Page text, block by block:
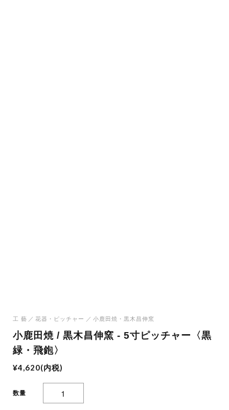
工 藝 花器・ピッチャー 小鹿田焼・黒木昌伸窯
小鹿田焼 / 黒木昌伸窯 - 5寸ピッチャー〈黒
緑・飛鉋〉
¥4,620(内税)
数量